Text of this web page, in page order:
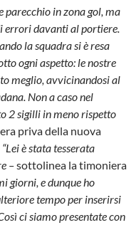
parecchio in zona gol, ma
errori davanti al portiere.
la squadra si è resa
ogni aspetto: le nostre
meglio, avvicinandosi al
Non a caso nel
2 sigilli in meno rispetto
priva della nuova
“Lei è stata tesserata
–sottolinea la timoniera
giorni, e dunque ho
tempo per inserirsi
ci siamo presentate con